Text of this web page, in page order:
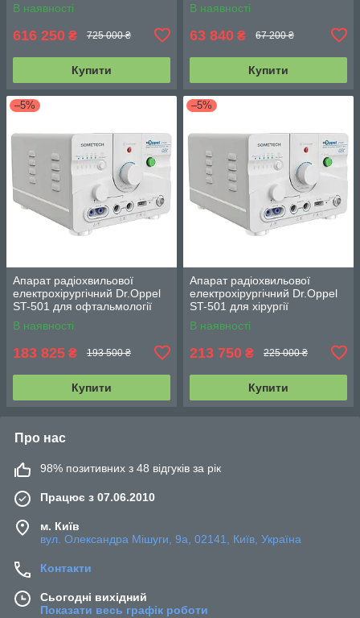
В наявності
616 250 ₴ 725 000 ₴
Купити
В наявності
63 840 ₴ 67 200 ₴
Купити
–5%
Апарат радіохвильової
електрохірургічний Dr.Oppel
ST-501 для офтальмології
В наявності
183 825 ₴ 193 500 ₴
Купити
–5%
Апарат радіохвильової
електрохірургічний Dr.Oppel
ST-501 для хірургії
В наявності
213 750 ₴ 225 000 ₴
Купити
Про нас
98% позитивних з 48 відгуків за рік
Працює з 07.06.2010
м. Київ
вул. Олександра Мішуги, 9а, 02141, Київ, Україна
Контакти
Сьогодні вихідний
Показати весь графік роботи